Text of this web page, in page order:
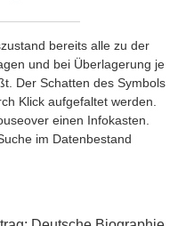
bereits alle zu der
und bei Überlagerung je
Der Schatten des Symbols
Klick aufgefaltet werden.
einen Infokasten.
im Datenbestand